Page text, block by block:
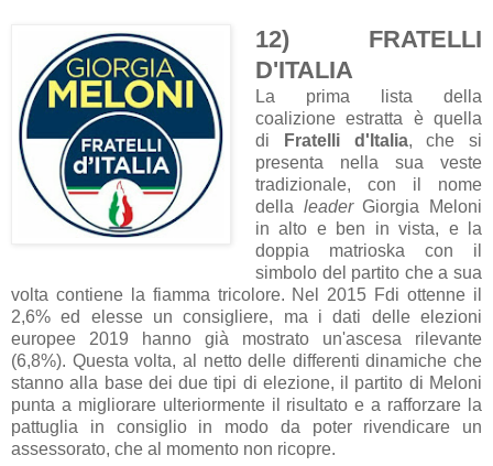
12) FRATELLI
D'ITALIA
La prima lista della
coalizione estratta è quella
di
Fratelli d'Italia, che si
presenta nella sua veste
tradizionale, con il nome
della leaderGiorgia Meloni
in alto e ben in vista, e la
doppia matrioska con il
simbolo del partito che a sua
volta contiene la fiamma tricolore. Nel 2015 Fdi ottenne il
2,6% ed elesse un consigliere, ma i dati delle elezioni
europee 2019 hanno già mostrato un'ascesa rilevante
(6,8%). Questa volta, al netto delle differenti dinamiche che
stanno alla base dei due tipi di elezione, il partito di Meloni
punta a migliorare ulteriormente il risultato e a rafforzare la
pattuglia in consiglio in modo da poter rivendicare un
assessorato, che al momento non ricopre.